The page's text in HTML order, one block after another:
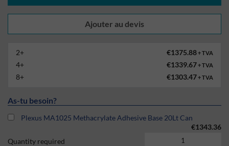
2+ €1375.88+ TVA
4+ €1339.67+ TVA
8+ €1303.47+ TVA
As-tu besoin?
Plexus MA1025 Methacrylate Adhesive Base 20Lt Can
€1343.36
Quantity required